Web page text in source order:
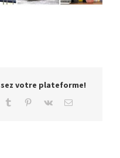
votre plateforme!
TumblrPinterestVk Email